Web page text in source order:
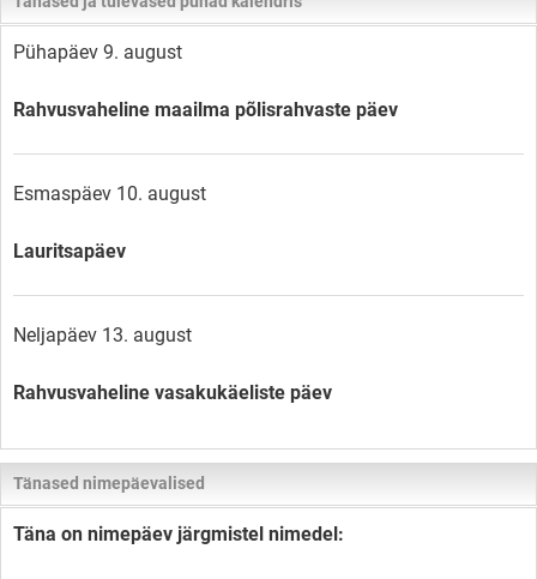
Pühapäev 9. august
Rahvusvaheline maailma põlisrahvaste päev
Esmaspäev 10. august
Lauritsapäev
Neljapäev 13. august
Rahvusvaheline vasakukäeliste päev
Tänased nimepäevalised
Täna on nimepäev järgmistel nimedel: